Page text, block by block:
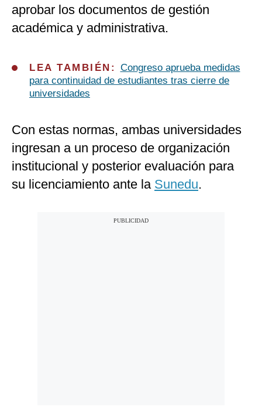
aprobar los documentos de gestión
académica y administrativa.
LEA TAMBIÉN: Congreso aprueba medidas
para continuidad de estudiantes tras cierre de
universidades
Con estas normas, ambas universidades
ingresan a un proceso de organización
institucional y posterior evaluación para
su licenciamiento ante la Sunedu.